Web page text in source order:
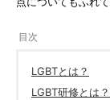
LGBTとは？
LGBT研修とは